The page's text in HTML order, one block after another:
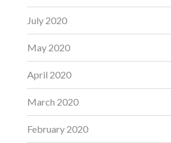
July 2020
May 2020
April 2020
March 2020
February 2020